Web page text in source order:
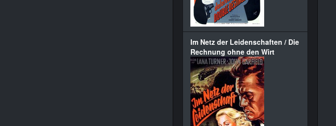
Im Netz der Leidenschaften / Die
Rechnung ohne den Wirt